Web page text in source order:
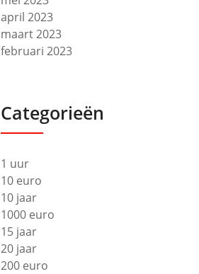
april 2023
maart 2023
februari 2023
Categorieën
1 uur
10 euro
10 jaar
1000 euro
15 jaar
20 jaar
200 euro